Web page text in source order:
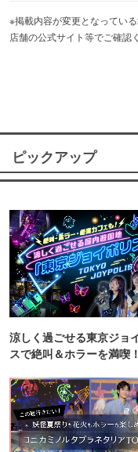
※掲載内容が変更となってい
店舗の公式サイト等でご確認
ピックアップ
涼しく過ごせる東京ジョ
スで絶叫＆ホラーを満喫！